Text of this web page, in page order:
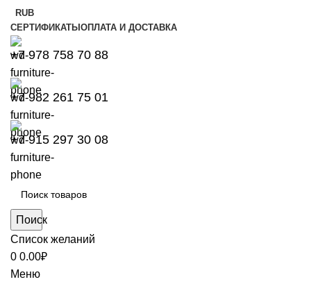
RUB
СЕРТИФИКАТЫОПЛАТА И ДОСТАВКА
+7 978 758 70 88
+7 982 261 75 01
+7 915 297 30 08
Поиск
Список желаний
0 0.00₽
Меню